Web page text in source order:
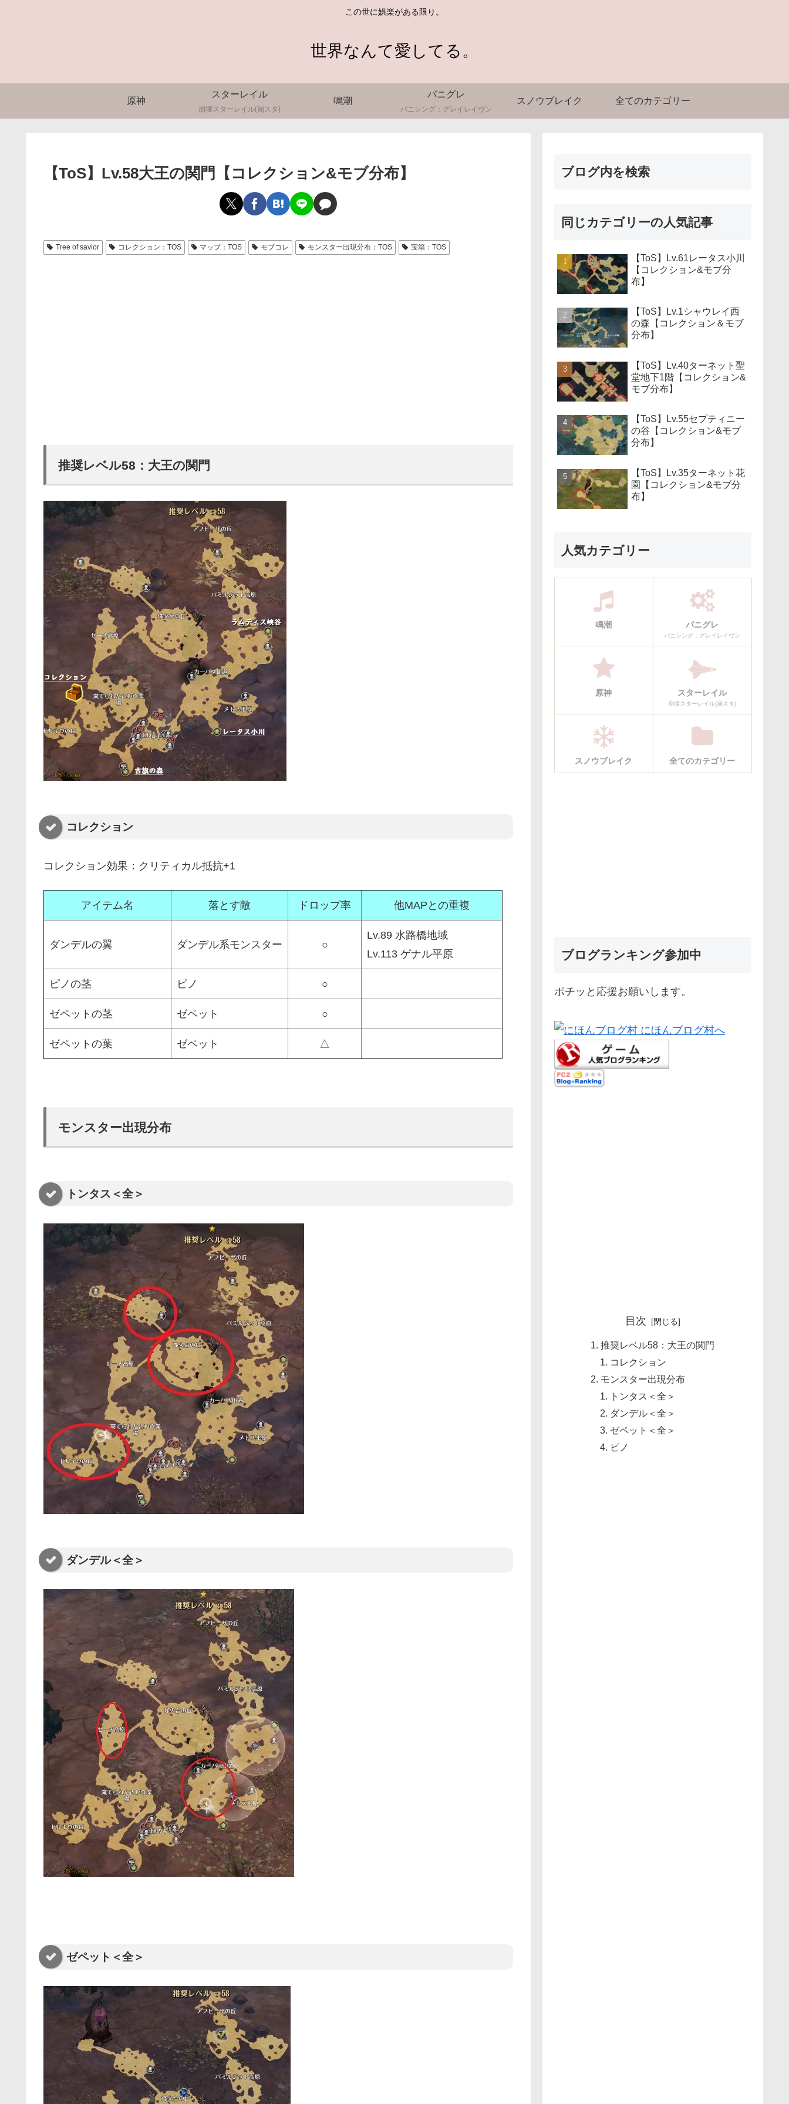
この世に娯楽がある限り。
世界なんて愛してる。
原神
スターレイル
崩壊スターレイル(崩スタ)
鳴潮
パニグレ
パニシング：グレイレイヴン
スノウブレイク 全てのカテゴリー
【ToS】Lv.58大王の関門【コレクション&モブ分布】
Tree of savior コレクション：TOS マップ：TOS モブコレ モンスター出現分布：TOS 宝箱：TOS
推奨レベル58：大王の関門
コレクション
コレクション効果：クリティカル抵抗+1
アイテム名 落とす敵 ドロップ率 他MAPとの重複
ダンデルの翼 ダンデル系モンスター ○
Lv.89 水路橋地域
Lv.113 ゲナル平原
ピノの茎 ピノ ○
ゼペットの茎 ゼペット ○
ゼペットの葉 ゼペット △
モンスター出現分布
トンタス＜全＞
ダンデル＜全＞
ゼペット＜全＞
ブログ内を検索
同じカテゴリーの人気記事
【ToS】Lv.61レータス小川
【コレクション&モブ分
布】
【ToS】Lv.1シャウレイ西
の森【コレクション＆モブ
分布】
【ToS】Lv.40ターネット聖
堂地下1階【コレクション&
モブ分布】
【ToS】Lv.55セプティニー
の谷【コレクション&モブ
分布】
【ToS】Lv.35ターネット花
園【コレクション&モブ分
布】
人気カテゴリー
鳴潮 パニグレ
パニシング：グレイレイヴン
原神 スターレイル
崩壊スターレイル(崩スタ)
スノウブレイク 全てのカテゴリー
ブログランキング参加中
ポチッと応援お願いします。
目次
推奨レベル58：大王の関門
コレクション
モンスター出現分布
トンタス＜全＞
ダンデル＜全＞
ゼペット＜全＞
ピノ